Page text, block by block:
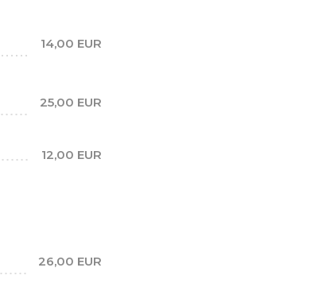
14,00 EUR
25,00 EUR
12,00 EUR
26,00 EUR